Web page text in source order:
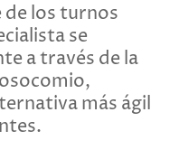
los turnos
se
a través de la
más ágil